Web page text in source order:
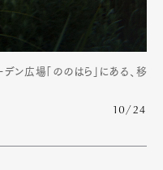
ン広場「ののはら」にある、移
10/24